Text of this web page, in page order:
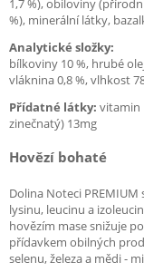
1,7 %), obiloviny
%), minerální látky,
Analytické složky:
bílkoviny 10 %, hrubé
vláknina 0,8 %, vlhkost
Přídatné látky: vitamin
zinečnatý) 13mg
Hovězí bohaté
Dolina Noteci
lysinu, leucinu a
hovězím mase snižuje
přídavkem obilných
selenu, železa a mědi -